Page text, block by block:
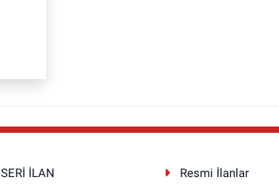
SERİ İLAN
Resmi İlanlar